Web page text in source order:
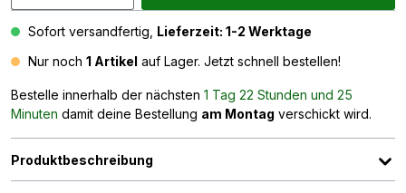
Sofort versandfertig, Lieferzeit: 1-2 Werktage
Nur noch 1 Artikel auf Lager. Jetzt schnell bestellen!
Bestelle innerhalb der nächsten 1 Tag 22 Stunden und 25
Minuten damit deine Bestellung am Montag verschickt wird.
Produktbeschreibung